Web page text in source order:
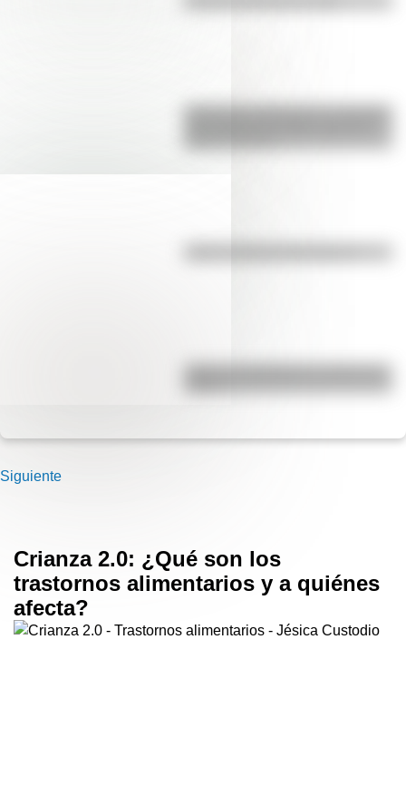
Inhibición conductual: la habilidad
Siguiente
Crianza 2.0: ¿Qué son los
trastornos alimentarios y a quiénes
afecta?